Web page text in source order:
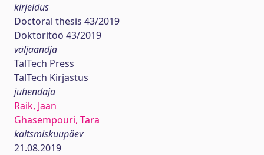
kirjeldus
Doctoral thesis 43/2019
Doktoritöö 43/2019
väljaandja
TalTech Press
TalTech Kirjastus
juhendaja
Raik, Jaan
Ghasempouri, Tara
kaitsmiskuupäev
21.08.2019